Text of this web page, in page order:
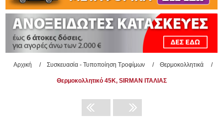
Αρχική / Συσκευασία - Τυποποίηση Τροφίμων / Θερμοκολλητικά /
Θερμοκολλητικό 45K, SIRMAN ΙΤΑΛΙΑΣ